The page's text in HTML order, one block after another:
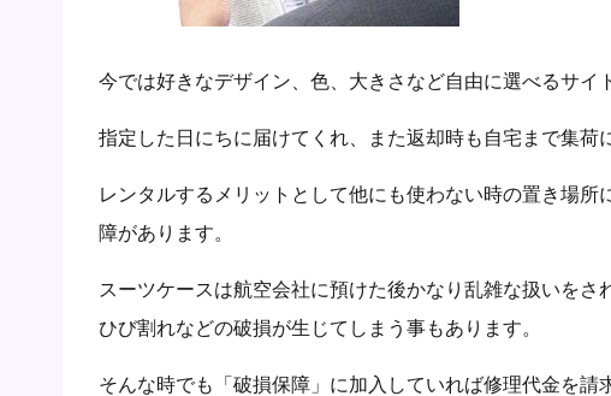
今では好きなデザイン、色、大きさなど自由に選べるサイ
指定した日にちに届けてくれ、また返却時も自宅まで集荷
レンタルするメリットとして他にも使わない時の置き場
障があります。
スーツケースは航空会社に預けた後かなり乱雑な扱いを
ひび割れなどの破損が生じてしまう事もあります。
そんな時でも「破損保障」に加入していれば修理代金を請